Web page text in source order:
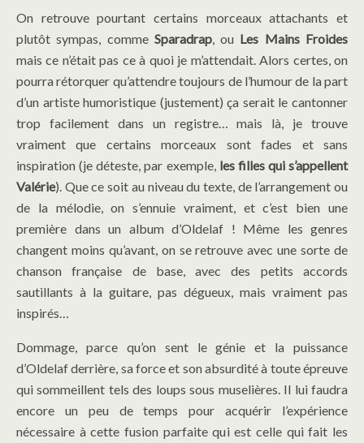
On retrouve pourtant certains morceaux attachants et
plutôt sympas, comme Sparadrap, ou Les Mains Froides
mais ce n’était pas ce à quoi je m’attendait. Alors certes, on
pourra rétorquer qu’attendre toujours de l’humour de la part
d’un artiste humoristique (justement) ça serait le cantonner
trop facilement dans un registre… mais là, je trouve
vraiment que certains morceaux sont fades et sans
inspiration (je déteste, par exemple, les filles qui s’appellent
Valérie). Que ce soit au niveau du texte, de l’arrangement ou
de la mélodie, on s’ennuie vraiment, et c’est bien une
première dans un album d’Oldelaf ! Même les genres
changent moins qu’avant, on se retrouve avec une sorte de
chanson française de base, avec des petits accords
sautillants à la guitare, pas dégueux, mais vraiment pas
inspirés…
Dommage, parce qu’on sent le génie et la puissance
d’Oldelaf derrière, sa force et son absurdité à toute épreuve
qui sommeillent tels des loups sous muselières. Il lui faudra
encore un peu de temps pour acquérir l’expérience
nécessaire à cette fusion parfaite qui est celle qui fait les